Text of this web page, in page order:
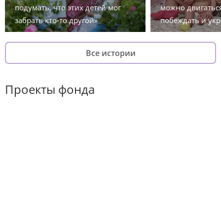
подумать, что этих детей мог
забрать кто-то другой»
можно
побеждать и
Все истории
Проекты фонда